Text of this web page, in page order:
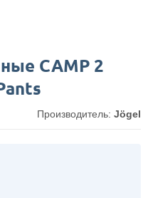
CAMP 2
Производитель: Jögel